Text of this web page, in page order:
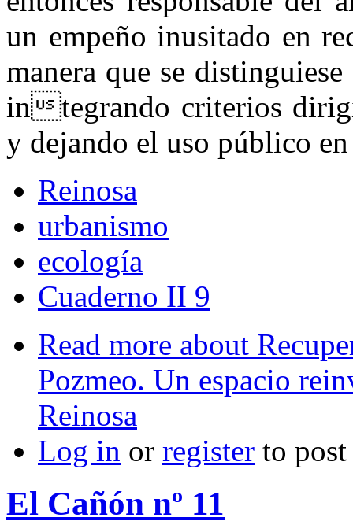
un empeño inusitado en
manera que se
integrando criterios
y dejando el uso público
Reinosa
urbanismo
ecología
Cuaderno II 9
Read more about
Pozmeo. Un espacio
Reinosa
Log in or register to
El Cañón nº 11